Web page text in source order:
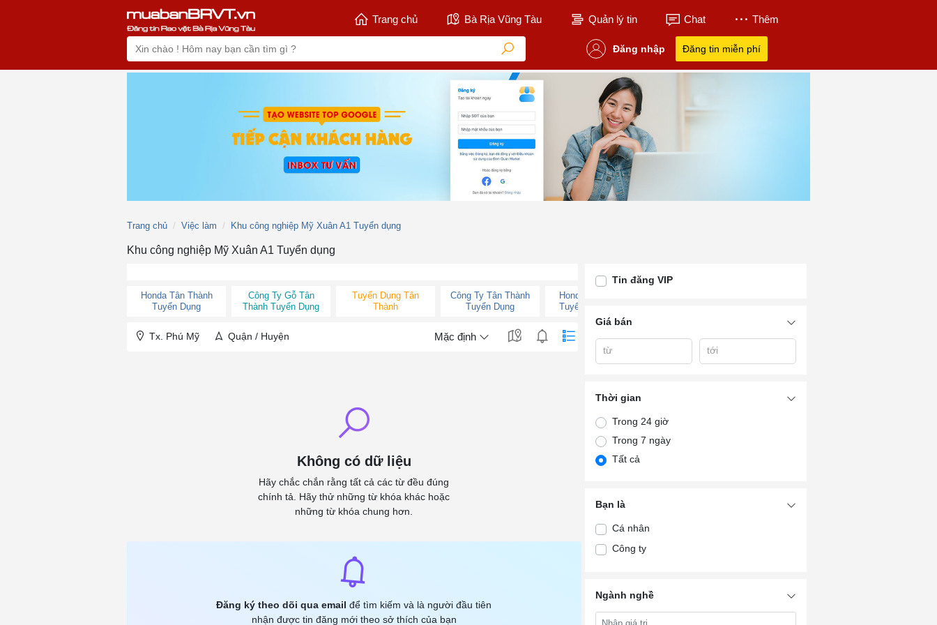
Trang chủ Bà Rịa Vũng Tàu Quản lý tin Chat Thêm
Đăng nhập Đăng tin miễn phí
Trang chủ Việc làm Khu công nghiệp Mỹ Xuân A1 Tuyển dụng
Khu công nghiệp Mỹ Xuân A1 Tuyển dụng
Honda Tân Thành
Tuyển Dụng
Công Ty Gỗ Tân
Thành Tuyển Dụng
Tuyển Dụng Tân
Thành
Công Ty Tân Thành
Tuyển Dụng
Honda Tân Thành
Tuyển Dụng 2023
Tx. Phú Mỹ Quận / Huyện Mặc định
Không có dữ liệu
Hãy chắc chắn rằng tất cả các từ đều đúng
chính tả. Hãy thử những từ khóa khác hoặc
những từ khóa chung hơn.
Đăng ký theo dõi qua email để tìm kiếm và là người đầu tiên
nhận được tin đăng mới theo sở thích của bạn
Tin đăng VIP
Giá bán
từ tới
Thời gian
Trong 24 giờ
Trong 7 ngày
Tất cả
Bạn là
Cá nhân
Công ty
Ngành nghề